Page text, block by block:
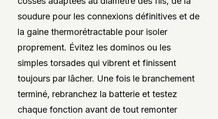
soudure pour les connexions définitives et de
la gaine thermorétractable pour isoler
proprement. Évitez les dominos ou les
simples torsades qui vibrent et finissent
toujours par lâcher. Une fois le branchement
terminé, rebranchez la batterie et testez
chaque fonction avant de tout remonter